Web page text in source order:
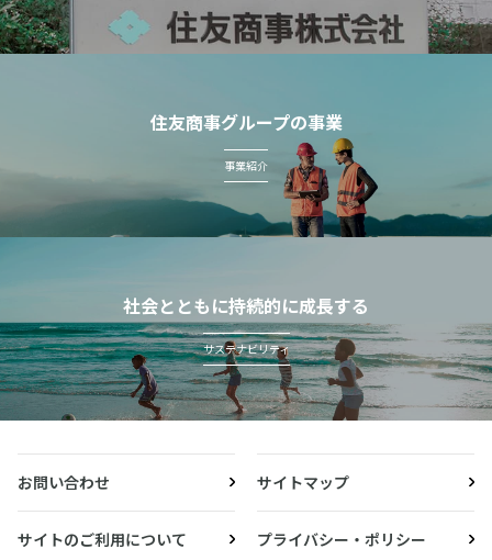
住友商事グループの事業
事業紹介
社会とともに持続的に成長する
サステナビリティ
お問い合わせ サイトマップ
サイトのご利用について プライバシー・ポリシー